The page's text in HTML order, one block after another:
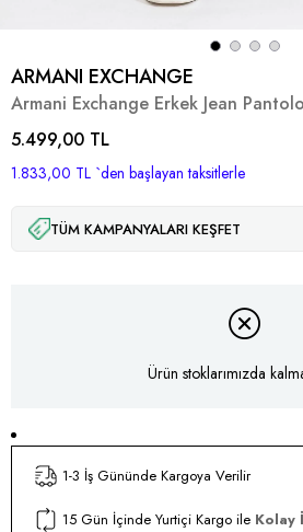
ARMANI EXCHANGE
Armani Exchange Erkek Jean
5.499,00 TL
1.833,00 TL `den başlayan taksitlerle
TÜM KAMPANYALARI KEŞFET
Ürün stoklarımızda
1-3 İş Gününde Kargoya Verilir
15 Gün İçinde Yurtiçi Kargo ile Kolay